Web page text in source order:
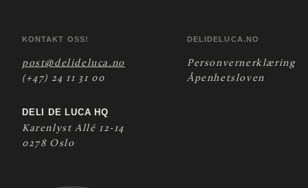
KONTAKT OSS!
post@delideluca.no
(+47) 24 11 31 00
DELI DE LUCA HQ
Karenlyst Allé 12-14
0278 Oslo
DELIDELUCA.NO
Personvernerklæring
Åpenhetsloven